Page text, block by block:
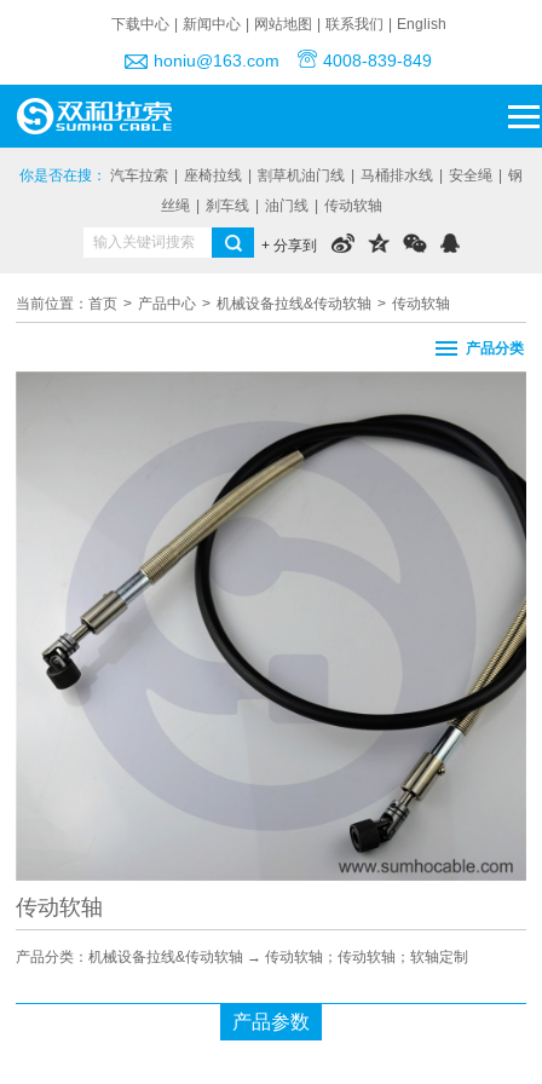
下载中心 新闻中心 网站地图 联系我们 English
honiu@163.com 4008-839-849
你是否在搜： 汽车拉索 座椅拉线 割草机油门线 马桶排水线 安全绳
钢
丝绳
刹车线 油门线 传动软轴
+ 分享到
产品分类
当前位置：首页 > 产品中心 > 机械设备拉线&传动软轴 > 传动软轴
传动软轴
产品分类：机械设备拉线&传动软轴 → 传动软轴；传动软轴；软轴定制
产品参数